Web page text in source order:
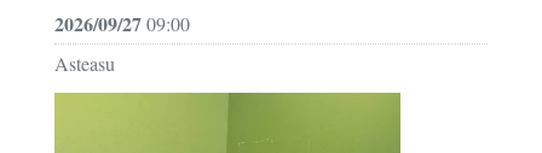
2026/09/2709:00
Asteasu